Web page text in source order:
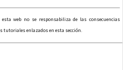
web no se responsabiliza de las consecuencias
tutoriales enlazados en esta sección.